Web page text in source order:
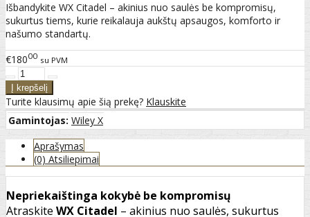
Išbandykite WX Citadel – akinius nuo saulės be kompromisų,
sukurtus tiems, kurie reikalauja aukštų apsaugos, komforto ir
našumo standartų.
€18000 su PVM
Turite klausimų apie šią prekę? Klauskite
Gamintojas: Wiley X
Aprašymas
(0) Atsiliepimai
Nepriekaištinga kokybė be kompromisų
Atraskite WX Citadel – akinius nuo saulės, sukurtus